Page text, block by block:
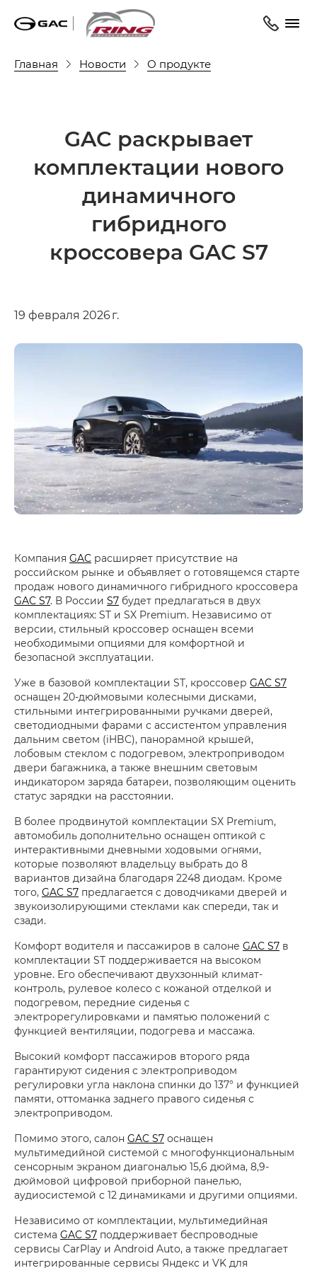
Главная Новости О продукте
GAC раскрывает
комплектации нового
динамичного
гибридного
кроссовера GAC S7
19 февраля 2026 г.
Компания GAC расширяет присутствие на
российском рынке и объявляет о готовящемся старте
продаж нового динамичного гибридного кроссовера
GAC S7. В России S7 будет предлагаться в двух
комплектациях: ST и SX Premium. Независимо от
версии, стильный кроссовер оснащен всеми
необходимыми опциями для комфортной и
безопасной эксплуатации.
Уже в базовой комплектации ST, кроссовер GAC S7
оснащен 20-дюймовыми колесными дисками,
стильными интегрированными ручками дверей,
светодиодными фарами с ассистентом управления
дальним светом (iHBC), панорамной крышей,
лобовым стеклом с подогревом, электроприводом
двери багажника, а также внешним световым
индикатором заряда батареи, позволяющим оценить
статус зарядки на расстоянии.
В более продвинутой комплектации SX Premium,
автомобиль дополнительно оснащен оптикой с
интерактивными дневными ходовыми огнями,
которые позволяют владельцу выбрать до 8
вариантов дизайна благодаря 2248 диодам. Кроме
того, GAC S7 предлагается с доводчиками дверей и
звукоизолирующими стеклами как спереди, так и
сзади.
Комфорт водителя и пассажиров в салоне GAC S7 в
комплектации ST поддерживается на высоком
уровне. Его обеспечивают двухзонный климат-
контроль, рулевое колесо с кожаной отделкой и
подогревом, передние сиденья с
электрорегулировками и памятью положений с
функцией вентиляции, подогрева и массажа.
Высокий комфорт пассажиров второго ряда
гарантируют сидения с электроприводом
регулировки угла наклона спинки до 137° и функцией
памяти, оттоманка заднего правого сиденья с
электроприводом.
Помимо этого, салон GAC S7 оснащен
мультимедийной системой с многофункциональным
сенсорным экраном диагональю 15,6 дюйма, 8,9-
дюймовой цифровой приборной панелью,
аудиосистемой с 12 динамиками и другими опциями.
Независимо от комплектации, мультимедийная
система GAC S7 поддерживает беспроводные
сервисы CarPlay и Android Auto, а также предлагает
интегрированные сервисы Яндекс и VK для